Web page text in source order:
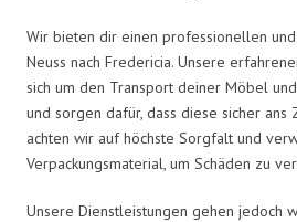
Wir bieten dir einen professionellen
Neuss nach Fredericia. Unsere
sich um den Transport deiner Möbel
und sorgen dafür, dass diese sicher ans
achten wir auf höchste Sorgfalt und
Verpackungsmaterial, um Schäden zu
Unsere Dienstleistungen gehen jedoch